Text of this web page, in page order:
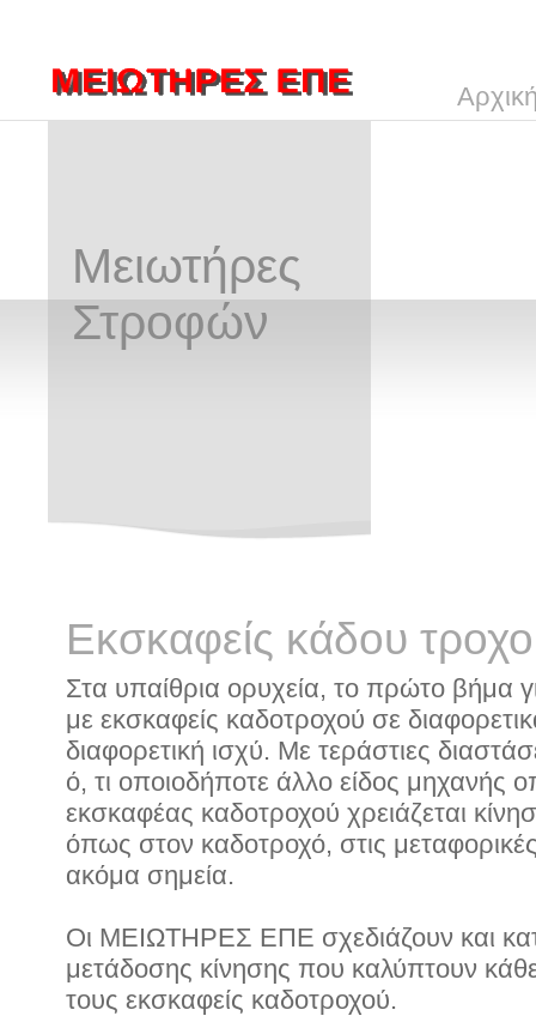
Μειωτήρες
Στροφών
Εκσκαφείς κάδου
Στα υπαίθρια ορυχεία, το πρώτο βήμα
με εκσκαφείς καδοτροχού σε
διαφορετική ισχύ. Με τεράστιες
ό, τι οποιοδήποτε άλλο είδος μηχανής
εκσκαφέας καδοτροχού χρειάζεται
όπως στον καδοτροχό, στις
ακόμα σημεία.
Οι ΜΕΙΩΤΗΡΕΣ ΕΠΕ σχεδιάζουν και
μετάδοσης κίνησης που καλύπτουν κάθε
τους εκσκαφείς καδοτροχού.